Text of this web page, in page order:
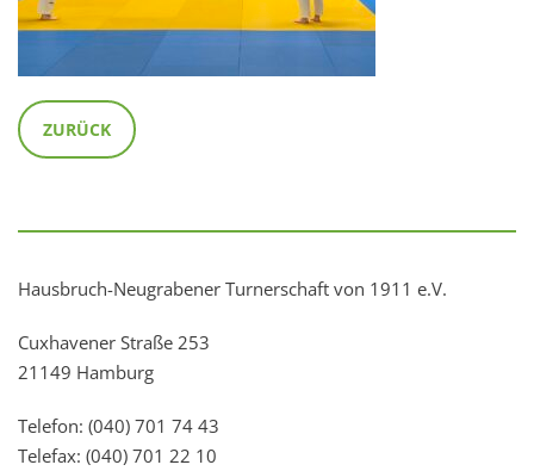
ZURÜCK
Hausbruch-Neugrabener Turnerschaft von 1911 e.V.
Cuxhavener Straße 253
21149 Hamburg
Telefon: (040) 701 74 43
Telefax: (040) 701 22 10